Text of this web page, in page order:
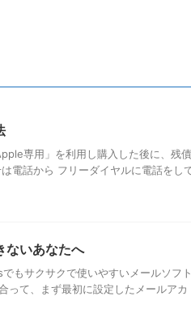
専用」を利用し購入した後に、残
電話から フリーダイヤルに電話をし
ないあなたへ
もサクサクで使いやすいメールソフ
って、まず最初に設定したメールアカ